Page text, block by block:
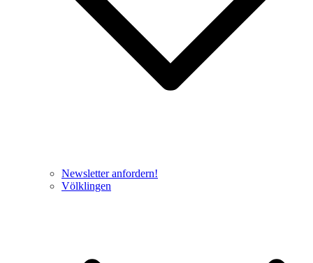
Newsletter anfordern!
Völklingen